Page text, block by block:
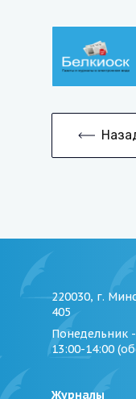
220030, г.
405
Понедельник
13:00-14:00
Журналы